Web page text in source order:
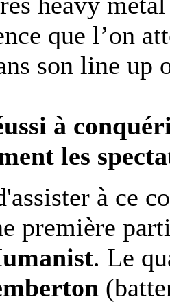
que l’on
son line up
à
les
à ce
première
. Le